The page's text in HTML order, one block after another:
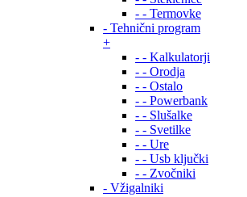
- - Termovke
- Tehnični program
+
- - Kalkulatorji
- - Orodja
- - Ostalo
- - Powerbank
- - Slušalke
- - Svetilke
- - Ure
- - Usb ključki
- - Zvočniki
- Vžigalniki